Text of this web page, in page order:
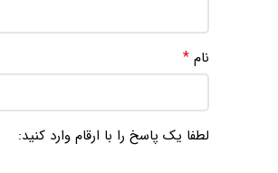
نام *
لطفا یک پاسخ را با ارقام وارد کنید: